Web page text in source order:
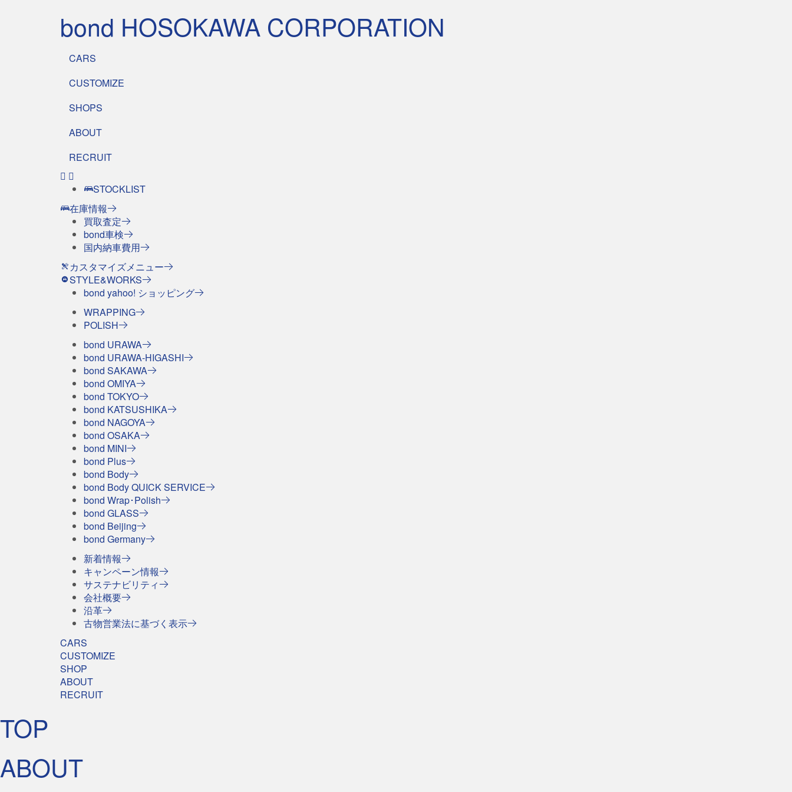
bond HOSOKAWA CORPORATION
CARS
CUSTOMIZE
SHOPS
ABOUT
RECRUIT
STOCKLIST
在庫情報
買取査定
bond車検
国内納車費用
カスタマイズメニュー
STYLE&WORKS
bond yahoo! ショッピング
WRAPPING
POLISH
bond URAWA
bond URAWA-HIGASHI
bond SAKAWA
bond OMIYA
bond TOKYO
bond KATSUSHIKA
bond NAGOYA
bond OSAKA
bond MINI
bond Plus
bond Body
bond Body QUICK SERVICE
bond Wrap･Polish
bond GLASS
bond Beijing
bond Germany
新着情報
キャンペーン情報
サステナビリティ
会社概要
沿革
古物営業法に基づく表示
CARS
CUSTOMIZE
SHOP
ABOUT
RECRUIT
TOP
ABOUT